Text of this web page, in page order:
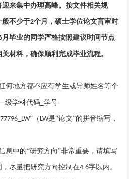
来集中办理高峰。按文件相关规
般不少于2个月 ，硕士学位论文盲审时
月毕业的同学严格按照建议时间节点
关材料，确保顺利完成毕业流程。
何地方都不应有学生或导师姓名等个
级学科代码 _学号
” （ LW是“论文”的拼音缩写，
息中的“研究方向”非常重要，请填写
尽量把研究方向控制在4-6字以内。